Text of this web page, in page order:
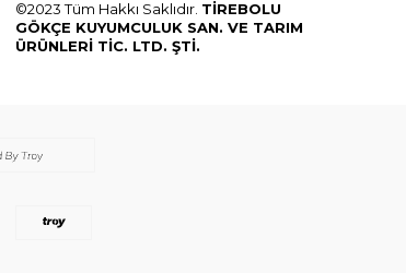
©2023 Tüm Hakkı Saklıdır. TİREBOLU
GÖKÇE KUYUMCULUK SAN. VE TARIM
ÜRÜNLERİ TİC. LTD. ŞTİ.